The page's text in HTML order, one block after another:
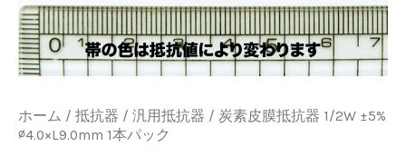
ホーム / 抵抗器 / 汎用抵抗器 / 炭素皮膜抵抗器 1/2W ±5%
∅4.0×L9.0mm 1本パック